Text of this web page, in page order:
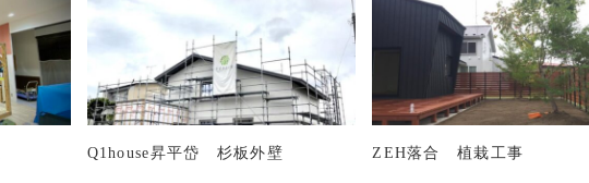
Q1house昇平岱 杉板外壁 ZEH落合 植栽工事